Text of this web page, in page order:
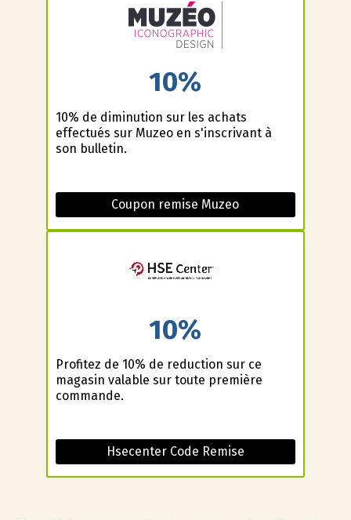
10%
10% de diminution sur les achats
effectués sur Muzeo en s'inscrivant à
son bulletin.
Coupon remise Muzeo
10%
Profitez de 10% de reduction sur ce
magasin valable sur toute première
commande.
Hsecenter Code Remise